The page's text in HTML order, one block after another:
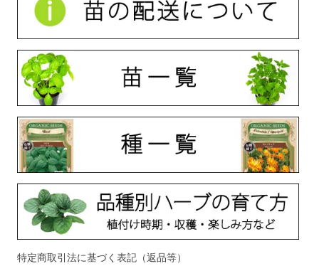
特定商取引法に基づく表記（返品等）